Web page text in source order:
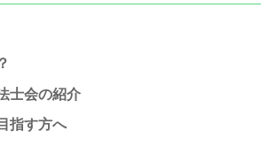
士会の紹介
指す方へ